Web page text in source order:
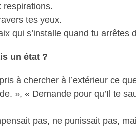
respirations.
tes yeux.
qui s’installe quand tu arrêtes
un état ?
à chercher à l’extérieur ce
», « Demande pour qu’Il te
pas, ne punissait pas,